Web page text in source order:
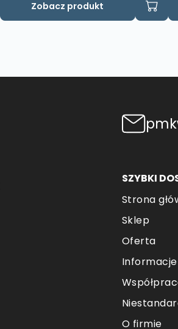
Zobacz produkt
SZYBKI
Strona
Sklep
Oferta
O firmie